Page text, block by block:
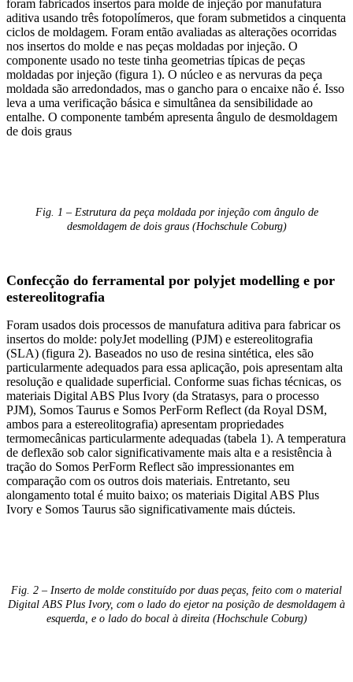
foram fabricados insertos para molde de injeção por manufatura
aditiva usando três fotopolímeros, que foram submetidos a cinquenta
ciclos de moldagem. Foram então avaliadas as alterações ocorridas
nos insertos do molde e nas peças moldadas por injeção. O
componente usado no teste tinha geometrias típicas de peças
moldadas por injeção (figura 1). O núcleo e as nervuras da peça
moldada são arredondados, mas o gancho para o encaixe não é. Isso
leva a uma verificação básica e simultânea da sensibilidade ao
entalhe. O componente também apresenta ângulo de desmoldagem
de dois graus
Fig. 1 – Estrutura da peça moldada por injeção com ângulo de
desmoldagem de dois graus (Hochschule Coburg)
Confecção do ferramental por polyjet modelling e por
estereolitografia
Foram usados dois processos de manufatura aditiva para fabricar os
insertos do molde: polyJet modelling (PJM) e estereolitografia
(SLA) (figura 2). Baseados no uso de resina sintética, eles são
particularmente adequados para essa aplicação, pois apresentam alta
resolução e qualidade superficial. Conforme suas fichas técnicas, os
materiais Digital ABS Plus Ivory (da Stratasys, para o processo
PJM), Somos Taurus e Somos PerForm Reflect (da Royal DSM,
ambos para a estereolitografia) apresentam propriedades
termomecânicas particularmente adequadas (tabela 1). A temperatura
de deflexão sob calor significativamente mais alta e a resistência à
tração do Somos PerForm Reflect são impressionantes em
comparação com os outros dois materiais. Entretanto, seu
alongamento total é muito baixo; os materiais Digital ABS Plus
Ivory e Somos Taurus são significativamente mais dúcteis.
Fig. 2 – Inserto de molde constituído por duas peças, feito com o material
Digital ABS Plus Ivory, com o lado do ejetor na posição de desmoldagem à
esquerda, e o lado do bocal à direita (Hochschule Coburg)